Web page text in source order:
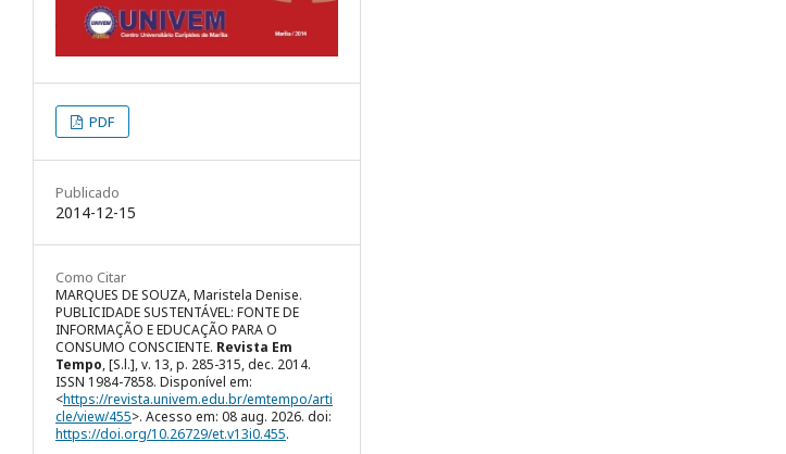
PDF
Publicado
2014-12-15
Como Citar
MARQUES DE SOUZA, Maristela Denise.
PUBLICIDADE SUSTENTÁVEL: FONTE DE
INFORMAÇÃO E EDUCAÇÃO PARA O
CONSUMO CONSCIENTE. Revista Em
Tempo, [S.l.], v. 13, p. 285-315, dec. 2014.
ISSN 1984-7858. Disponível em:
<https://revista.univem.edu.br/emtempo/arti
cle/view/455>. Acesso em: 08 aug. 2026. doi:
https://doi.org/10.26729/et.v13i0.455.